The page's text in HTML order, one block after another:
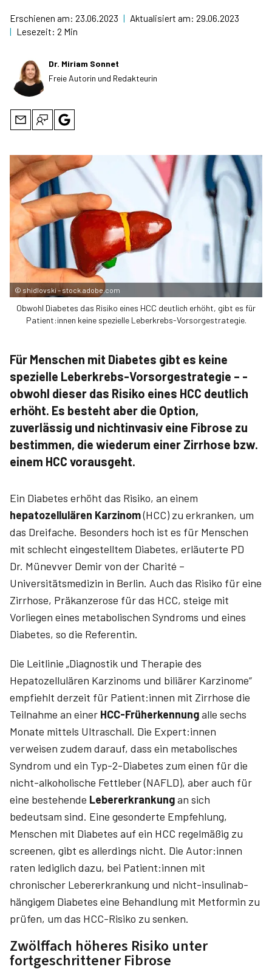
Erschienen am: 23.06.2023 | Aktualisiert am: 29.06.2023
| Lesezeit: 2 Min
Dr. Miriam Sonnet
Freie Autorin und Redakteurin
© shidlovski – stock.adobe.com
Obwohl Diabetes das Risiko eines HCC deutlich erhöht, gibt es für
Patient:innen keine spezielle Leberkrebs-Vorsorgestrategie.
Für Menschen mit Diabetes gibt es keine
spezielle Leberkrebs-Vorsorgestrategie – ­
obwohl dieser das Risiko eines HCC deutlich
erhöht. Es besteht aber die Option,
zuverlässig und nicht­invasiv eine Fibrose zu
bestimmen, die wiederum einer Zirrhose bzw.
einem HCC vorausgeht.
Ein Diabetes erhöht das Risiko, an einem
hepatozellulären Karzinom(HCC) zu erkranken, um
das Dreifache. Besonders hoch ist es für Menschen
mit schlecht eingestelltem Diabetes, erläuterte PD
Dr. ­Münevver ­Demir von der Charité­ –
Universitätsmedizin in Berlin. Auch das Risiko für eine
Zirrhose, Präkanzerose für das HCC, steige mit
Vorliegen eines metabolischen Syndroms und eines
Diabetes, so die Referentin.
Die Leitlinie „Diagnostik und Therapie des
Hepatozellulären Karzinoms und biliärer Karzinome“
empfiehlt derzeit für Patient:innen mit Zirrhose die
Teilnahme an einer HCC-Früherkennungalle sechs
Monate mittels Ultraschall. Die Expert:innen
verweisen zudem darauf, dass ein metabolisches
Syndrom und ein Typ-2-Diabetes zum einen für die
nicht-alkoholische Fettleber (NAFLD), aber auch für
eine bestehende Lebererkrankungan sich
bedeutsam sind. Eine gesonderte Empfehlung,
Menschen mit Diabetes auf ein HCC regelmäßig zu
screenen, gibt es allerdings nicht. Die Autor:innen
raten lediglich dazu, bei Patient:innen mit
chronischer Leber­erkrankung und nicht-insulin­ab­
hängigem Diabetes eine Behandlung mit Metformin zu
prüfen, um das HCC-Risiko zu senken.
Zwölffach höheres Risiko unter
fortgeschrittener Fibrose